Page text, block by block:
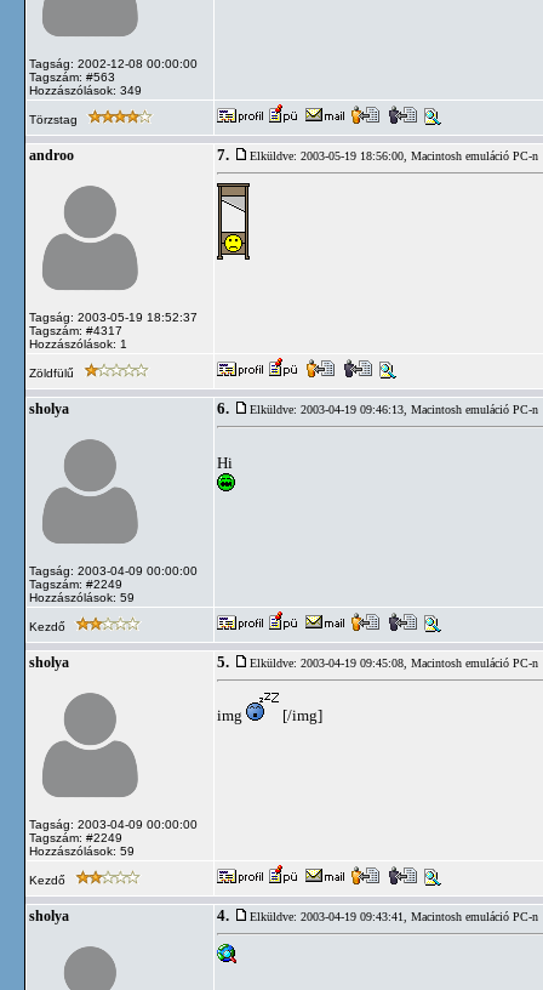
Tagság: 2002-12-08 00:00:00
Tagszám: #563
Hozzászólások: 349
Törzstag
androo
Tagság: 2003-05-19 18:52:37
Tagszám: #4317
Hozzászólások: 1
7. Elküldve: 2003-05-19 18:56:00, Macintosh emuláció PC-n
Zöldfülű
sholya
Tagság: 2003-04-09 00:00:00
Tagszám: #2249
Hozzászólások: 59
6. Elküldve: 2003-04-19 09:46:13, Macintosh emuláció PC-n
Hi
Kezdő
sholya
Tagság: 2003-04-09 00:00:00
Tagszám: #2249
Hozzászólások: 59
5. Elküldve: 2003-04-19 09:45:08, Macintosh emuláció PC-n
img [/img]
Kezdő
sholya 4. Elküldve: 2003-04-19 09:43:41, Macintosh emuláció PC-n